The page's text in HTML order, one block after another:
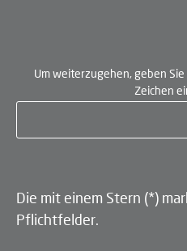
Um weiterzugehen, geben
Zeichen
Die mit einem Stern (*)
Pflichtfelder.